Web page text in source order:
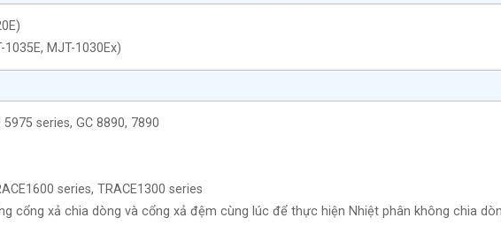
MJT-1030Ex)
series, GC 8890, 7890
series, TRACE1300 series
cổng xả chia dòng và cổng xả đệm cùng lúc để thực hiện Nhiệt phân không chia